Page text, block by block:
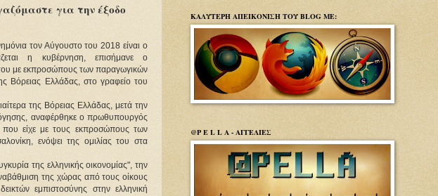
για την έξοδο
τον Αύγουστο του 2018 είναι ο
η κυβέρνηση, επισήμανε ο
με εκπροσώπους των παραγωγικών
Βόρειας Ελλάδας, στο γραφείο του
της Βόρειας Ελλάδας, μετά την
αναφέρθηκε ο πρωθυπουργός
που είχε με τους εκπροσώπους των
ενόψει της ομιλίας του στα
της ελληνικής οικονομίας", την
της χώρας από τους οίκους
εμπιστοσύνης στην ελληνική
ΚΑΛΥΤΕΡΗ ΑΠΕΙΚΟΝΙΣΗ ΤΟΥ BLOG ΜΕ:
@P E L L A - ΑΓΓΕΛΙΕΣ